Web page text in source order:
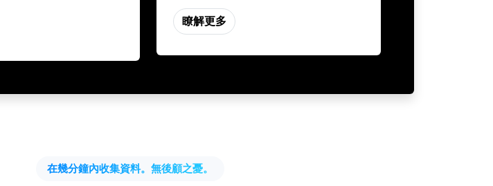
瞭解更多
在幾分鐘內收集資料。無後顧之憂。